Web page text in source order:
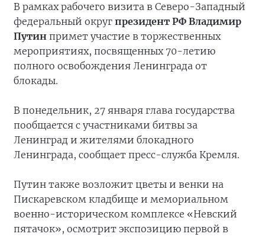
В рамках рабочего визита в Северо-Западный
федеральный округ президент РФ Владимир
Путин примет участие в торжественных
мероприятиях, посвященных 70-летию
полного освобождения Ленинграда от
блокады.
В понедельник, 27 января глава государства
пообщается с участниками битвы за
Ленинград и жителями блокадного
Ленинграда, сообщает пресс-служба Кремля.
Путин также возложит цветы и венки на
Пискаревском кладбище и мемориальном
военно-историческом комплексе «Невский
пятачок», осмотрит экспозицию первой в